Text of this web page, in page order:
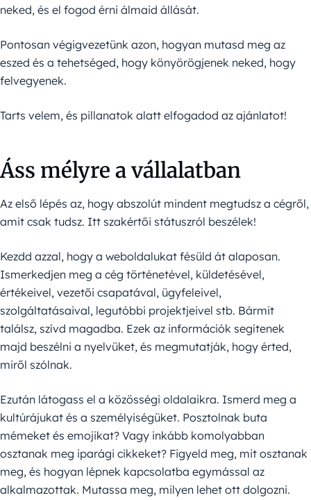
neked, és el fogod érni álmaid állását.
Pontosan végigvezetünk azon, hogyan mutasd meg az
eszed és a tehetséged, hogy könyörögjenek neked, hogy
felvegyenek.
Tarts velem, és pillanatok alatt elfogadod az ajánlatot!
Áss mélyre a vállalatban
Az első lépés az, hogy abszolút mindent megtudsz a cégről,
amit csak tudsz. Itt szakértői státuszról beszélek!
Kezdd azzal, hogy a weboldalukat fésüld át alaposan.
Ismerkedjen meg a cég történetével, küldetésével,
értékeivel, vezetői csapatával, ügyfeleivel,
szolgáltatásaival, legutóbbi projektjeivel stb. Bármit
találsz, szívd magadba. Ezek az információk segítenek
majd beszélni a nyelvüket, és megmutatják, hogy érted,
miről szólnak.
Ezután látogass el a közösségi oldalaikra. Ismerd meg a
kultúrájukat és a személyiségüket. Posztolnak buta
mémeket és emojikat? Vagy inkább komolyabban
osztanak meg iparági cikkeket? Figyeld meg, mit osztanak
meg, és hogyan lépnek kapcsolatba egymással az
alkalmazottak. Mutassa meg, milyen lehet ott dolgozni.